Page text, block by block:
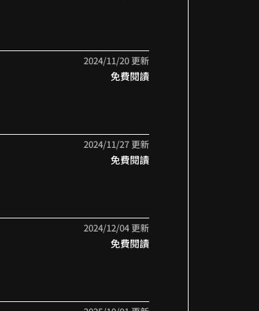
2024/11/20 更新
免費閱讀
2024/11/27 更新
免費閱讀
2024/12/04 更新
免費閱讀